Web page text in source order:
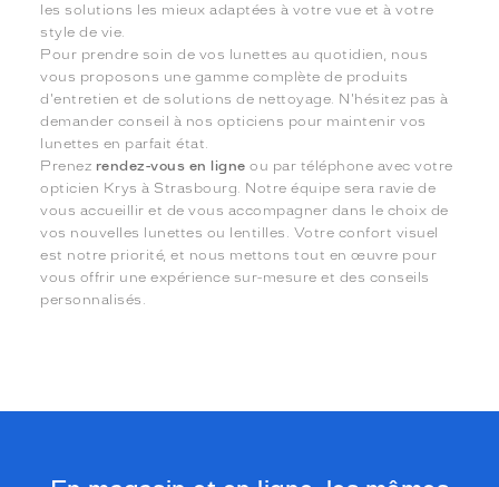
les solutions les mieux adaptées à votre vue et à votre
style de vie.
Pour prendre soin de vos lunettes au quotidien, nous
vous proposons une gamme complète de produits
d'entretien et de solutions de nettoyage. N'hésitez pas à
demander conseil à nos opticiens pour maintenir vos
lunettes en parfait état.
Prenez rendez-vous en ligne ou par téléphone avec votre
opticien Krys à Strasbourg. Notre équipe sera ravie de
vous accueillir et de vous accompagner dans le choix de
vos nouvelles lunettes ou lentilles. Votre confort visuel
est notre priorité, et nous mettons tout en œuvre pour
vous offrir une expérience sur-mesure et des conseils
personnalisés.